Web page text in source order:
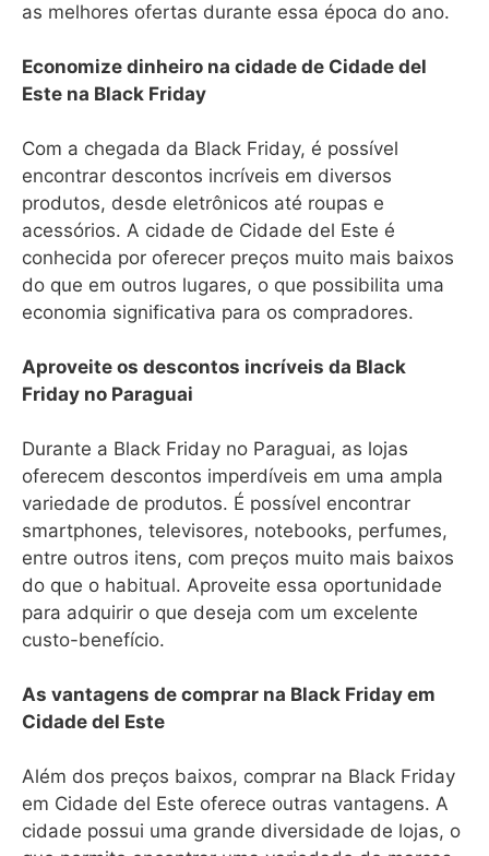
as melhores ofertas durante essa época do ano.
Economize dinheiro na cidade de Cidade del
Este na Black Friday
Com a chegada da Black Friday, é possível
encontrar descontos incríveis em diversos
produtos, desde eletrônicos até roupas e
acessórios. A cidade de Cidade del Este é
conhecida por oferecer preços muito mais baixos
do que em outros lugares, o que possibilita uma
economia significativa para os compradores.
Aproveite os descontos incríveis da Black
Friday no Paraguai
Durante a Black Friday no Paraguai, as lojas
oferecem descontos imperdíveis em uma ampla
variedade de produtos. É possível encontrar
smartphones, televisores, notebooks, perfumes,
entre outros itens, com preços muito mais baixos
do que o habitual. Aproveite essa oportunidade
para adquirir o que deseja com um excelente
custo-benefício.
As vantagens de comprar na Black Friday em
Cidade del Este
Além dos preços baixos, comprar na Black Friday
em Cidade del Este oferece outras vantagens. A
cidade possui uma grande diversidade de lojas, o